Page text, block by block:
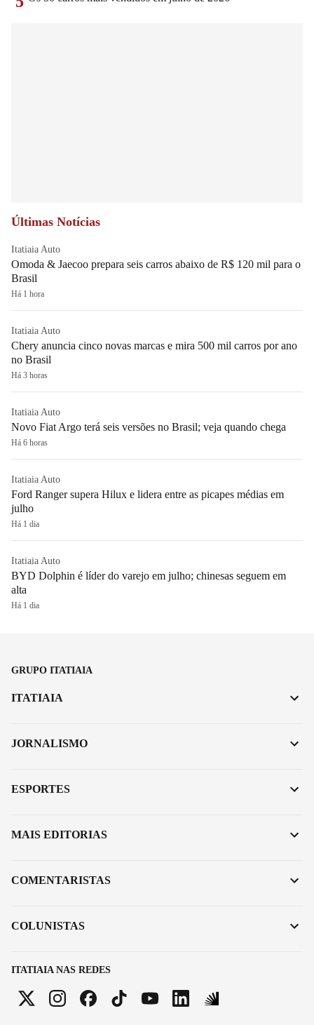
Últimas Notícias
Itatiaia Auto
Omoda & Jaecoo prepara seis carros abaixo de R$ 120 mil para o
Brasil
Há 1 hora
Itatiaia Auto
Chery anuncia cinco novas marcas e mira 500 mil carros por ano
no Brasil
Há 3 horas
Itatiaia Auto
Novo Fiat Argo terá seis versões no Brasil; veja quando chega
Há 6 horas
Itatiaia Auto
Ford Ranger supera Hilux e lidera entre as picapes médias em
julho
Há 1 dia
Itatiaia Auto
BYD Dolphin é líder do varejo em julho; chinesas seguem em
alta
Há 1 dia
GRUPO ITATIAIA
ITATIAIA NAS REDES
ITATIAIA
JORNALISMO
ESPORTES
MAIS EDITORIAS
COMENTARISTAS
COLUNISTAS